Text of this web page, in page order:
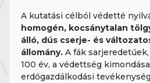
A kutatási célból védetté
homogén, kocsánytalan
álló, dús cserje- és
állomány. A fák
100 év, a védettség
erdőgazdálkodási